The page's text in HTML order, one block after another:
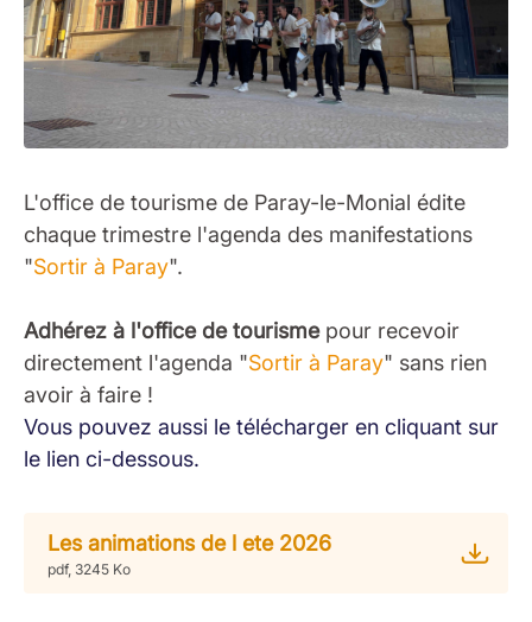
L'office de tourisme de Paray-le-Monial édite
chaque trimestre l'agenda des manifestations
"Sortir à Paray".
Adhérez à l'office de tourismepour recevoir
directement l'agenda "Sortir à Paray" sans rien
avoir à faire !
Vous pouvez aussi le télécharger en cliquant sur
le lien ci-dessous.
Les animations de l ete 2026
pdf, 3245 Ko